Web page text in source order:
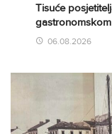
Tisuće
06.08.2026